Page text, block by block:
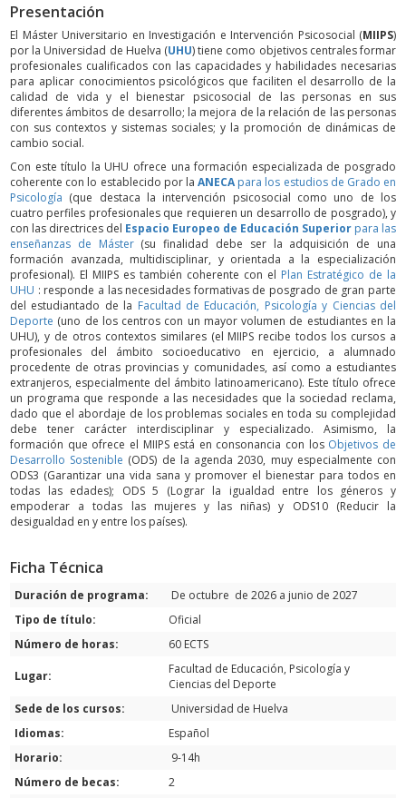
Presentación
El Máster Universitario en Investigación e Intervención Psicosocial (MIIPS)
por la Universidad de Huelva (UHU) tiene como objetivos centrales formar
profesionales cualificados con las capacidades y habilidades necesarias
para aplicar conocimientos psicológicos que faciliten el desarrollo de la
calidad de vida y el bienestar psicosocial de las personas en sus
diferentes ámbitos de desarrollo; la mejora de la relación de las personas
con sus contextos y sistemas sociales; y la promoción de dinámicas de
cambio social.
Con este título la UHU ofrece una formación especializada de posgrado
coherente con lo establecido por la ANECApara los estudios de Grado en
Psicología (que destaca la intervención psicosocial como uno de los
cuatro perfiles profesionales que requieren un desarrollo de posgrado), y
con las directrices del Espacio Europeo de Educación Superior para las
enseñanzas de Máster(su finalidad debe ser la adquisición de una
formación avanzada, multidisciplinar, y orientada a la especialización
profesional). El MIIPS es también coherente con el Plan Estratégico de la
UHU : responde a las necesidades formativas de posgrado de gran parte
del estudiantado de la Facultad de Educación, Psicología y Ciencias del
Deporte (uno de los centros con un mayor volumen de estudiantes en la
UHU), y de otros contextos similares (el MIIPS recibe todos los cursos a
profesionales del ámbito socioeducativo en ejercicio, a alumnado
procedente de otras provincias y comunidades, así como a estudiantes
extranjeros, especialmente del ámbito latinoamericano). Este título ofrece
un programa que responde a las necesidades que la sociedad reclama,
dado que el abordaje de los problemas sociales en toda su complejidad
debe tener carácter interdisciplinar y especializado. Asimismo, la
formación que ofrece el MIIPS está en consonancia con los Objetivos de
Desarrollo Sostenible (ODS) de la agenda 2030, muy especialmente con
ODS3 (Garantizar una vida sana y promover el bienestar para todos en
todas las edades); ODS 5 (Lograr la igualdad entre los géneros y
empoderar a todas las mujeres y las niñas) y ODS10 (Reducir la
desigualdad en y entre los países).
Ficha Técnica
Duración de programa:
De octubre de 2026 a junio de 2027
Tipo de título:
Oficial
Número de horas:
60 ECTS
Lugar:
Facultad de Educación, Psicología y
Ciencias del Deporte
Sede de los cursos:
Universidad de Huelva
Idiomas:
Español
Horario:
9-14h
Número de becas:
2